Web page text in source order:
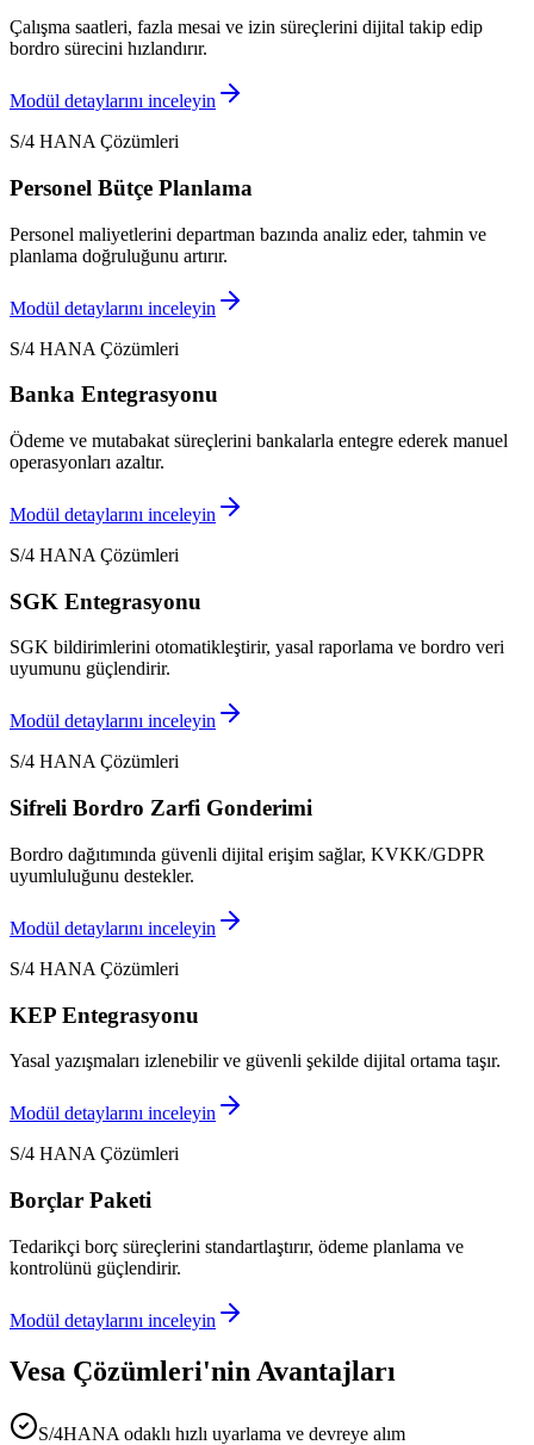
Çalışma saatleri, fazla mesai ve izin süreçlerini dijital takip edip
bordro sürecini hızlandırır.
Modül detaylarını inceleyin
S/4 HANA Çözümleri
Personel Bütçe Planlama
Personel maliyetlerini departman bazında analiz eder, tahmin ve
planlama doğruluğunu artırır.
Modül detaylarını inceleyin
S/4 HANA Çözümleri
Banka Entegrasyonu
Ödeme ve mutabakat süreçlerini bankalarla entegre ederek manuel
operasyonları azaltır.
Modül detaylarını inceleyin
S/4 HANA Çözümleri
SGK Entegrasyonu
SGK bildirimlerini otomatikleştirir, yasal raporlama ve bordro veri
uyumunu güçlendirir.
Modül detaylarını inceleyin
S/4 HANA Çözümleri
Sifreli Bordro Zarfi Gonderimi
Bordro dağıtımında güvenli dijital erişim sağlar, KVKK/GDPR
uyumluluğunu destekler.
Modül detaylarını inceleyin
S/4 HANA Çözümleri
KEP Entegrasyonu
Yasal yazışmaları izlenebilir ve güvenli şekilde dijital ortama taşır.
Modül detaylarını inceleyin
S/4 HANA Çözümleri
Borçlar Paketi
Tedarikçi borç süreçlerini standartlaştırır, ödeme planlama ve
kontrolünü güçlendirir.
Modül detaylarını inceleyin
Vesa Çözümleri'nin Avantajları
S/4HANA odaklı hızlı uyarlama ve devreye alım